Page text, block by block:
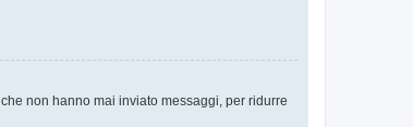
non hanno mai inviato messaggi, per ridurre